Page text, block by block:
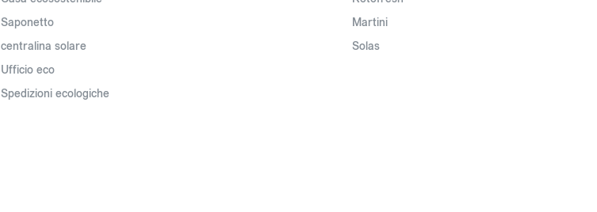
Saponetto
centralina solare
Ufficio eco
Spedizioni ecologiche
Martini
Solas